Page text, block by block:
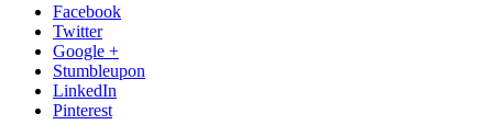
Facebook
Twitter
Google +
Stumbleupon
LinkedIn
Pinterest